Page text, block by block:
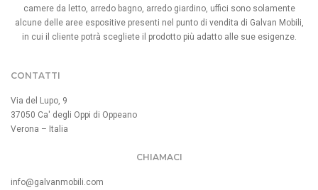
camere da letto, arredo bagno, arredo giardino, uffici sono solamente
alcune delle aree espositive presenti nel punto di vendita di Galvan Mobili,
in cui il cliente potrà scegliete il prodotto più adatto alle sue esigenze.
CONTATTI
Via del Lupo, 9
37050 Ca' degli Oppi di Oppeano
Verona – Italia
CHIAMACI
info@galvanmobili.com